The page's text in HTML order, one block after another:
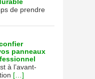
de prendre
panneaux
à l’avant-
[…]